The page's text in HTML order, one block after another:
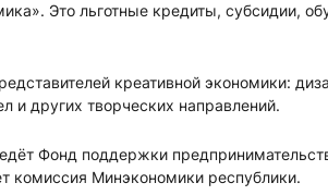
Это льготные кредиты, субсидии,
креативной экономики:
и других творческих направлений.
Фонд поддержки
комиссия Минэкономики республики.